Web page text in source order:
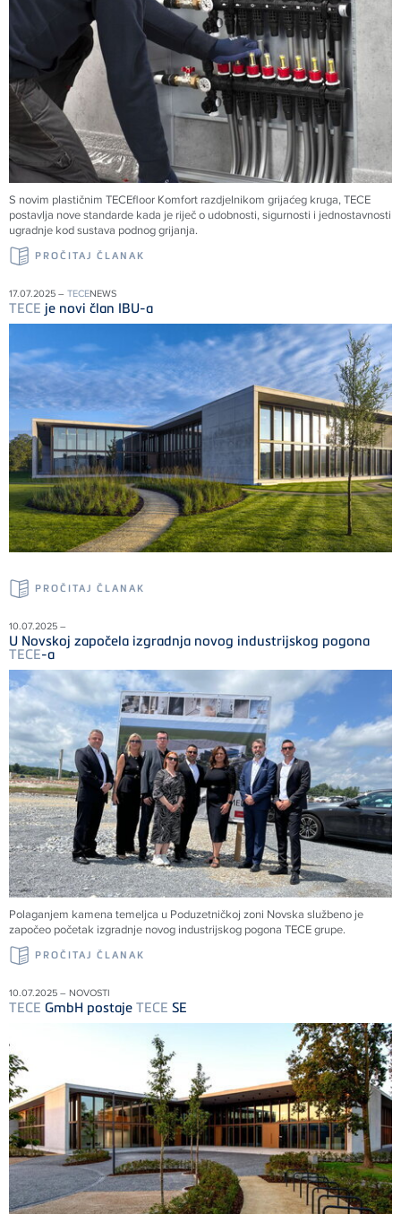
S novim plastičnim TECEfloor Komfort razdjelnikom grijaćeg kruga,TECE
postavlja nove standarde kada je riječ o udobnosti, sigurnosti i jednostavnosti
ugradnje kod sustava podnog grijanja.
PROČITAJ ČLANAK
17.07.2025 – TECENEWS
TECE je novi član IBU-a
PROČITAJ ČLANAK
10.07.2025 –
U Novskoj započela izgradnja novog industrijskog pogona
TECE-a
Polaganjem kamena temeljca u Poduzetničkoj zoni Novska službeno je
započeo početak izgradnje novog industrijskog pogona TECEgrupe.
PROČITAJ ČLANAK
10.07.2025 – NOVOSTI
TECE GmbH postaje TECE SE